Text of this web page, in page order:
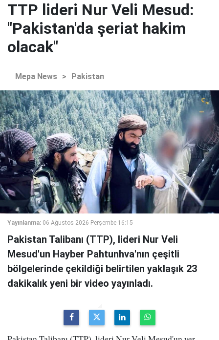
TTP lideri Nur Veli Mesud:
"Pakistan'da şeriat hakim
olacak"
Mepa News > Pakistan
Yayınlanma: 06 Ağustos 2026 Perşembe 16:15
Pakistan Talibanı (TTP), lideri Nur Veli
Mesud'un Hayber Pahtunhva'nın çeşitli
bölgelerinde çekildiği belirtilen yaklaşık 23
dakikalık yeni bir video yayınladı.